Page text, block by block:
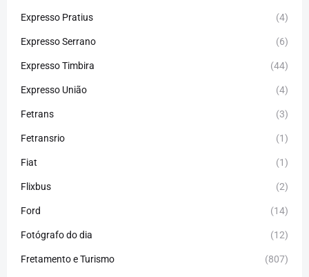
Expresso Pratius (4)
Expresso Serrano (6)
Expresso Timbira (44)
Expresso União (4)
Fetrans (3)
Fetransrio (1)
Fiat (1)
Flixbus (2)
Ford (14)
Fotógrafo do dia (12)
Fretamento e Turismo (807)